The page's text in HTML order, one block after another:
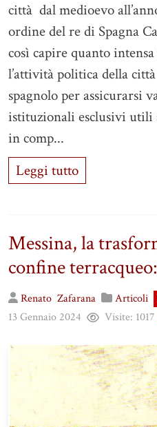
città dal medioevo
ordine del re di Spagna
così capire quanto
l’attività politica della
spagnolo per assicurarsi
istituzionali esclusivi utili
in comp...
Leggi tutto
Messina, la
confine
Renato Zafarana Articoli
13 Gennaio 2024
Visite: 1017